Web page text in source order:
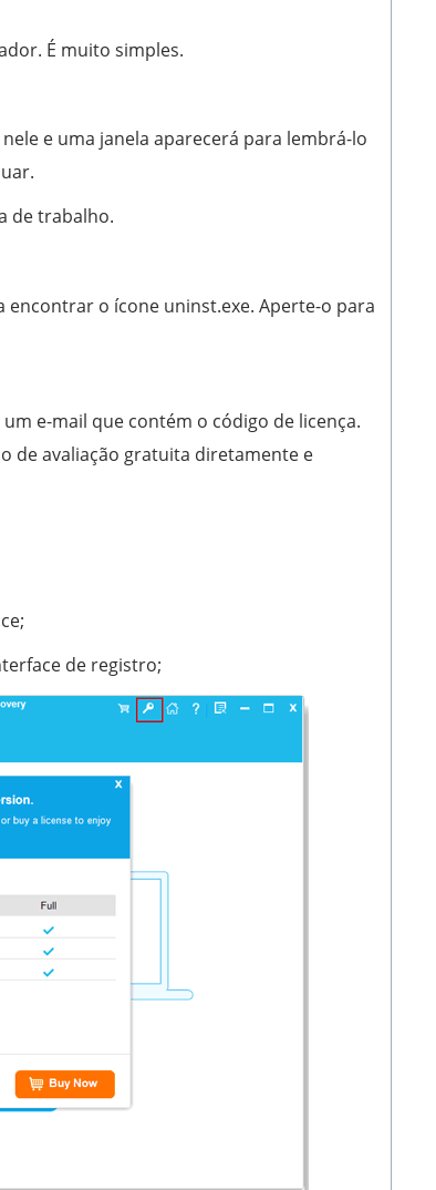
É muito simples.
e uma janela aparecerá para lembrá-lo
de trabalho.
encontrar o ícone uninst.exe. Aperte-o para
e-mail que contém o código de licença.
de avaliação gratuita diretamente e
de registro;